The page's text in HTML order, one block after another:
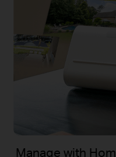
Manage with